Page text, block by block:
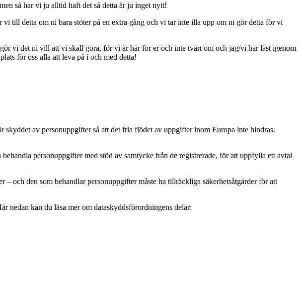
så har vi ju alltid haft det så detta är ju inget nytt!
detta om ni bara stöter på en extra gång och vi tar inte illa upp om ni gör detta för vi
vi det ni vill att vi skall göra, för vi är här för er och inte tvärt om och jag/vi har läst igenom
för oss alla att leva på i och med detta!
av personuppgifter så att det fria flödet av uppgifter inom Europa inte hindras.
personuppgifter med stöd av samtycke från de registrerade, för att uppfylla ett avtal
och den som behandlar personuppgifter måste ha tillräckliga säkerhetsåtgärder för att
nedan kan du läsa mer om dataskyddsförordningens delar: